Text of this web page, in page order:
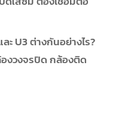
ะ U3 ต่างกันอย่างไร?
องวงจรปิด กล้องติด